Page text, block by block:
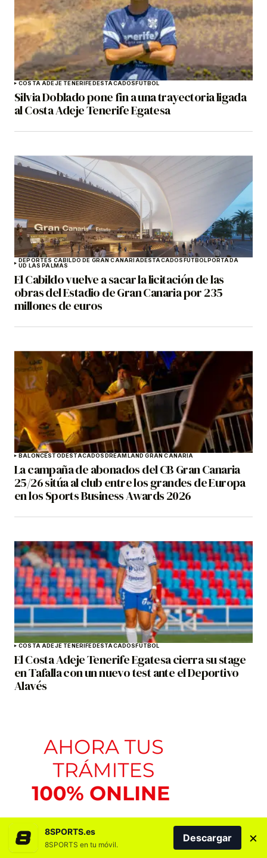
COSTA ADEJE TENERIFEDESTACADOSFÚTBOL
Silvia Doblado pone fin a una trayectoria ligada
al Costa Adeje Tenerife Egatesa
DEPORTES CABILDO DE GRAN CANARIADESTACADOSFÚTBOLPORTADA
UD LAS PALMAS
El Cabildo vuelve a sacar la licitación de las
obras del Estadio de Gran Canaria por 235
millones de euros
BALONCESTODESTACADOSDREAMLAND GRAN CANARIA
La campaña de abonados del CB Gran Canaria
25/26 sitúa al club entre los grandes de Europa
en los Sports Business Awards 2026
COSTA ADEJE TENERIFEDESTACADOSFÚTBOL
El Costa Adeje Tenerife Egatesa cierra su stage
en Tafalla con un nuevo test ante el Deportivo
Alavés
8SPORTS.es
8SPORTS en tu móvil.
Descargar ×